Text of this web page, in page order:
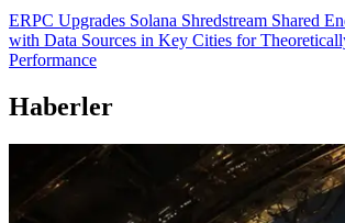
ERPC Upgrades Solana Shredstream Shared
with Data Sources in Key Cities for
Performance
Haberler